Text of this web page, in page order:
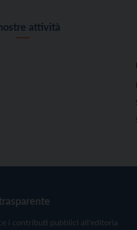
attività
i contributi pubblici all'editoria